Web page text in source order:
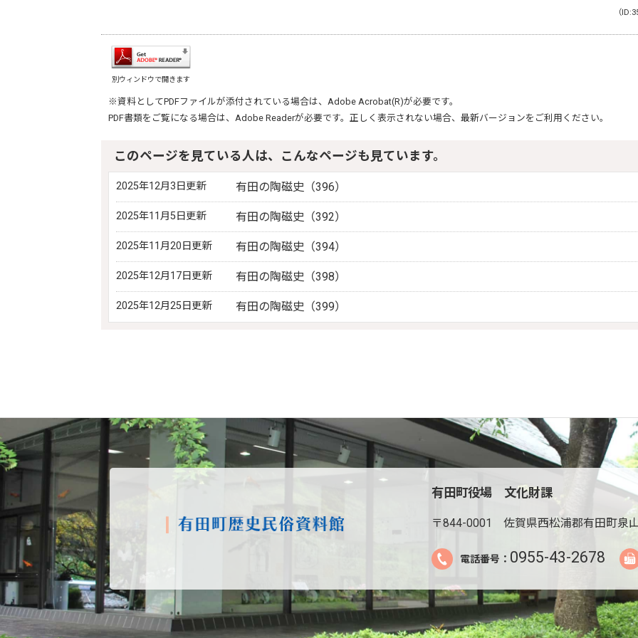
（
別ウィンドウで開きます
※資料としてPDFファイルが添付されている場合は、 Adobe Acrobat(R)が必要です。
PDF書類をご覧になる場合は、 Adobe Readerが必要です。正しく表示されない場合、最新バージョンをご利用ください。
このページを見ている人は、こんなページも見ています。
2025年12月3日更新 有田の陶磁史（396）
2025年11月5日更新 有田の陶磁史（392）
2025年11月20日更新 有田の陶磁史（394）
2025年12月17日更新 有田の陶磁史（398）
2025年12月25日更新 有田の陶磁史（399）
有田町役場 文化財課
〒844-0001 佐賀県西松浦郡有田町泉
電話番号： 0955-43-2678